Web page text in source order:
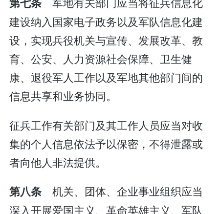
建设纳入国家电子政务以及军队信息化建
设，实现兵役机关与宣传、发展改革、教
育、公安、人力资源社会保障、卫生健
康、退役军人工作以及军地其他部门间的
信息共享和业务协同。
征兵工作有关部门及其工作人员应当对收
集的个人信息依法予以保密，不得泄露或
者向他人非法提供。
第八条 机关、团体、企业事业组织应当
深入开展爱国主义、革命英雄主义、军队